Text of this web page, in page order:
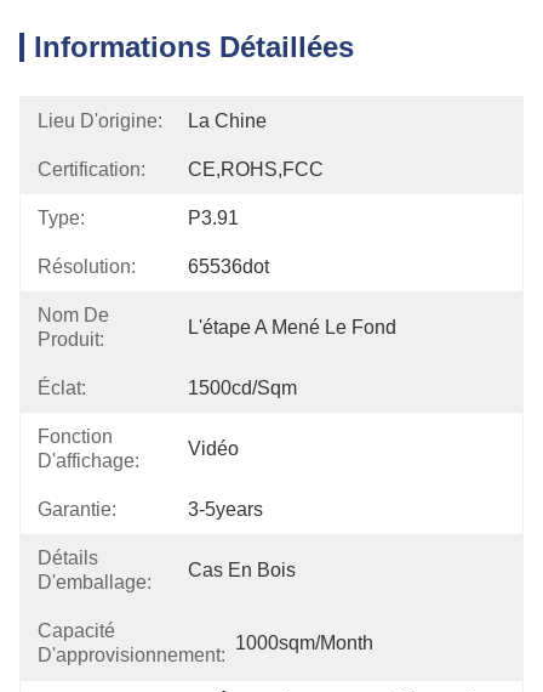
Informations Détaillées
Lieu D'origine: La Chine
Certification: CE,ROHS,FCC
Type: P3.91
Résolution: 65536dot
Nom De
Produit:
L'étape A Mené Le Fond
Éclat: 1500cd/sqm
Fonction
D'affichage:
Vidéo
Garantie: 3-5years
Détails
D'emballage:
Cas En Bois
Capacité
D'approvisionnement:
1000sqm/month